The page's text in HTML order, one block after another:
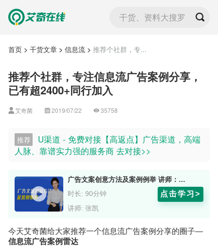
干货、资料大搜罗
首页> 干货文章> 信息流> 推荐个社群，专...
推荐个社群，专注信息流广告案例分享，
已有超2400+同行加入
艾奇菌 2019/07/22 35758
推荐
U渠道 - 免费对接【高返点】广告渠道，高端
人脉、靠谱实力强的服务商 去对接>>
广告文案创意方法及案例例举 讲师：张凯
时长: 90分钟
讲师: 张凯
点击学习>
今天艾奇菌给大家推荐一个信息流广告案例分享的圈子—
信息流广告案例雷达